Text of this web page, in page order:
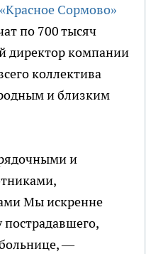
Сормово»
по 700 тысяч
директор компании
коллектива
и близким
и
Мы искренне
—